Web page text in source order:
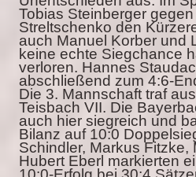
Tobias Steinberger
Streltschenko den
auch Manuel Korber und
keine echte Siegchance
verloren. Hannes
abschließend zum 4:6-
Die 3. Mannschaft traf
Teisbach VII. Die
auch hier siegreich und
Bilanz auf 10:0
Schindler, Markus Fitzke,
Hubert Eberl markierten